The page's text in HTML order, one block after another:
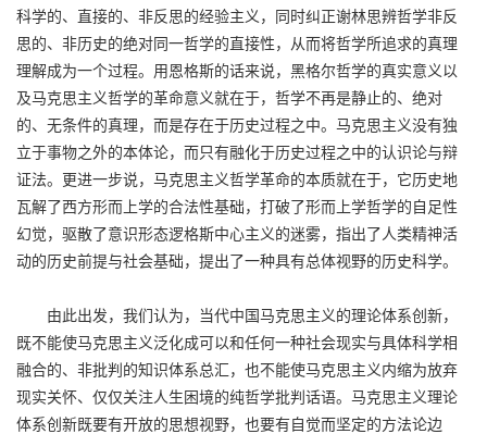
科学的、直接的、非反思的经验主义，同时纠正谢林思辨哲学非反
思的、非历史的绝对同一哲学的直接性，从而将哲学所追求的真理
理解成为一个过程。用恩格斯的话来说，黑格尔哲学的真实意义以
及马克思主义哲学的革命意义就在于，哲学不再是静止的、绝对
的、无条件的真理，而是存在于历史过程之中。马克思主义没有独
立于事物之外的本体论，而只有融化于历史过程之中的认识论与辩
证法。更进一步说，马克思主义哲学革命的本质就在于，它历史地
瓦解了西方形而上学的合法性基础，打破了形而上学哲学的自足性
幻觉，驱散了意识形态逻格斯中心主义的迷雾，指出了人类精神活
动的历史前提与社会基础，提出了一种具有总体视野的历史科学。
由此出发，我们认为，当代中国马克思主义的理论体系创新，
既不能使马克思主义泛化成可以和任何一种社会现实与具体科学相
融合的、非批判的知识体系总汇，也不能使马克思主义内缩为放弃
现实关怀、仅仅关注人生困境的纯哲学批判话语。马克思主义理论
体系创新既要有开放的思想视野，也要有自觉而坚定的方法论边